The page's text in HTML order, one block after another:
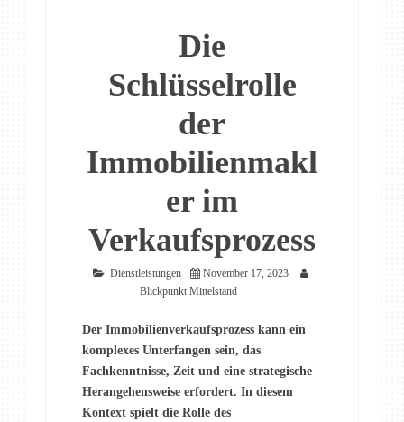
Die
Schlüsselrolle
der
Immobilienmakl
er im
Verkaufsprozess
Dienstleistungen
November 17, 2023
Blickpunkt Mittelstand
Der Immobilienverkaufsprozess kann ein
komplexes Unterfangen sein, das
Fachkenntnisse, Zeit und eine strategische
Herangehensweise erfordert. In diesem
Kontext spielt die Rolle des